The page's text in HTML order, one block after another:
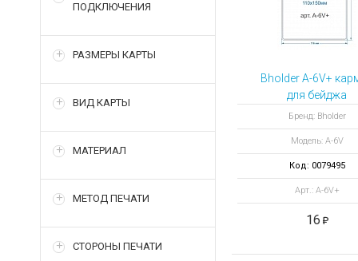
ПОДКЛЮЧЕНИЯ
РАЗМЕРЫ КАРТЫ
ВИД КАРТЫ
МАТЕРИАЛ
МЕТОД ПЕЧАТИ
СТОРОНЫ ПЕЧАТИ
Bholder A-6V+
для бейджа
вертикальный
Бренд: Bholder
Модель: A-6V
Код: 0079495
Арт.: A-6V+
16